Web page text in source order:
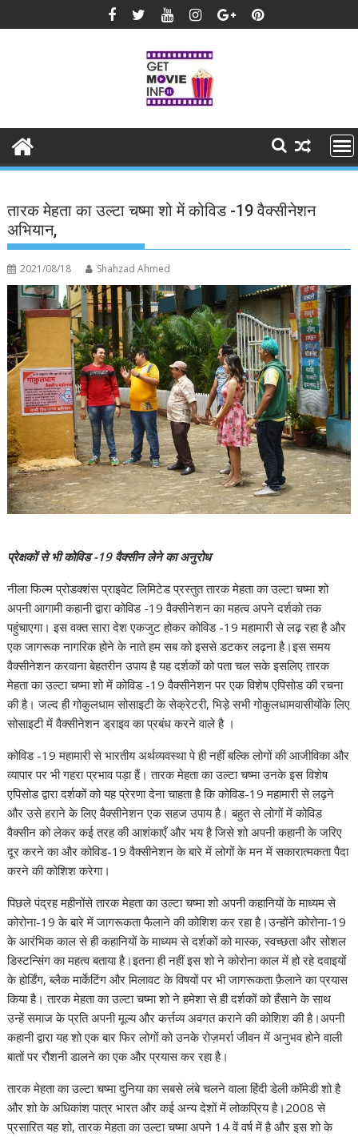
to
तारक मेहता का उल्टा चष्मा शो में कोविड -19 वैक्सीनेशन
अभियान,
2021/08/18 Shahzad Ahmed
प्रेक्षकों से भी कोविड -19 वैक्सीन लेने का अनुरोध
नीला फिल्म प्रोडक्शंस प्राइवेट लिमिटेड प्रस्तुत तारक मेहता का उल्टा चष्मा शो
अपनी आगामी कहानी द्वारा कोविड -19 वैक्सीनेशन का महत्व अपने दर्शको तक
पहुंचाएगा। इस वक्त सारा देश एकजुट होकर कोविड -19 महामारी से लढ़ रहा है और
एक जागरूक नागरिक होने के नाते हम सब को इससे डटकर लढ़ना है।इस समय
वैक्सीनेशन करवाना बेहतरीन उपाय है यह दर्शकों को पता चल सके इसलिए तारक
मेहता का उल्टा चष्मा शो में कोविड -19 वैक्सीनेशन पर एक विशेष एपिसोड की रचना
की है। जल्द ही गोकुलधाम सोसाइटी के सेक्रेटरी, भिड़े सभी गोकुलधामवासीयोंके लिए
सोसाइटी में वैक्सीनेशन ड्राइव का प्रबंध करने वाले है ।
कोविड -19 महामारी से भारतीय अर्थव्यवस्था पे ही नहीं बल्कि लोगों की आजीविका और
व्यापार पर भी गहरा प्रभाव पड़ा हैं। तारक मेहता का उल्टा चष्मा उनके इस विशेष
एपिसोड द्वारा दर्शकों को यह प्रेरणा देना चाहता है कि कोविड-19 महामारी से लढ़ने
और उसे हराने के लिए वैक्सीनेशन एक सहज उपाय है। बहुत से लोगों में कोविड
वैक्सीन को लेकर कई तरह की आशंकाएँ और भय है जिसे शो अपनी कहानी के जरिए
दूर करने का और कोविड-19 वैक्सीनेशन के बारे में लोगों के मन में सकारात्मकता पैदा
करने की कोशिश करेगा।
पिछले पंद्रह महीनोंसे तारक मेहता का उल्टा चष्मा शो अपनी कहानियों के माध्यम से
कोरोना-19 के बारे में जागरूकता फैलाने की कोशिश कर रहा है।उन्होंने कोरोना-19
के आरंभिक काल से ही कहानियों के माध्यम से दर्शकों को मास्क, स्वच्छता और सोशल
डिस्टन्सिंग का महत्व बताया है।इतना ही नहीं इस शो ने कोरोना काल में हो रहे दवाइयों
के होर्डिंग, ब्लैक मार्केटिंग और मिलावट के विषयों पर भी जागरूकता फ़ैलाने का प्रयास
किया है। तारक मेहता का उल्टा चष्मा शो ने हमेशा से ही दर्शकों को हँसाने के साथ
उन्हें समाज के प्रति अपनी मूल्य और कर्त्तव्य अवगत कराने की कोशिश की है।अपनी
कहानी द्वारा यह शो एक बार फिर लोगों को उनके रोज़मर्रा जीवन में अनुभव होने वाली
बातों पर रौशनी डालने का एक और प्रयास कर रहा है।
तारक मेहता का उल्टा चष्मा दुनिया का सबसे लंबे चलने वाला हिंदी डेली कॉमेडी शो है
और शो के अधिकांश पात्र भारत और कई अन्य देशों में लोकप्रिय है।2008 से
प्रसारित यह शो, तारक मेहता का उल्टा चष्मा अपने 14 वें वर्ष में है और इस शो के